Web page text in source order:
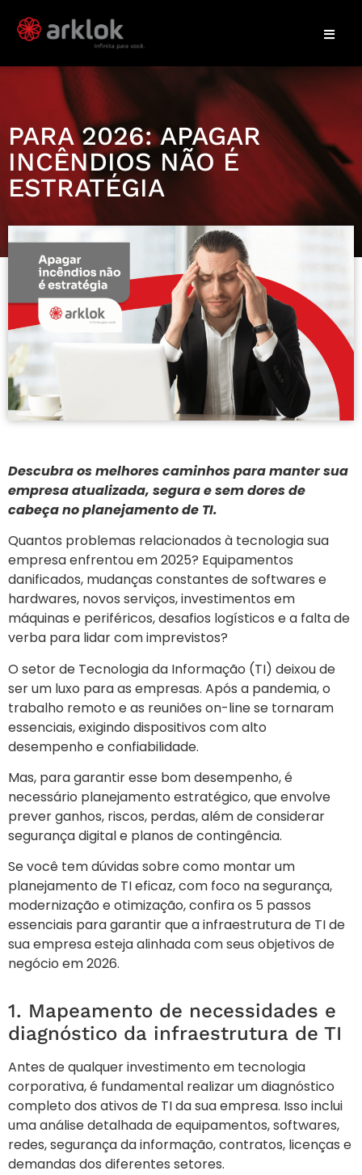
PARA 2026: APAGAR
INCÊNDIOS NÃO É
ESTRATÉGIA
Descubra os melhores caminhos para manter sua
empresa atualizada, segura e sem dores de
cabeça no planejamento de TI.
Quantos problemas relacionados à tecnologia sua
empresa enfrentou em 2025? Equipamentos
danificados, mudanças constantes de softwares e
hardwares, novos serviços, investimentos em
máquinas e periféricos, desafios logísticos e a falta de
verba para lidar com imprevistos?
O setor de Tecnologia da Informação (TI) deixou de
ser um luxo para as empresas. Após a pandemia, o
trabalho remoto e as reuniões on-line se tornaram
essenciais, exigindo dispositivos com alto
desempenho e confiabilidade.
Mas, para garantir esse bom desempenho, é
necessário planejamento estratégico, que envolve
prever ganhos, riscos, perdas, além de considerar
segurança digital e planos de contingência.
Se você tem dúvidas sobre como montar um
planejamento de TI eficaz, com foco na segurança,
modernização e otimização, confira os 5 passos
essenciais para garantir que a infraestrutura de TI de
sua empresa esteja alinhada com seus objetivos de
negócio em 2026.
1. Mapeamento de necessidades e
diagnóstico da infraestrutura de TI
Antes de qualquer investimento em tecnologia
corporativa, é fundamental realizar um diagnóstico
completo dos ativos de TI da sua empresa. Isso inclui
uma análise detalhada de equipamentos, softwares,
redes, segurança da informação, contratos, licenças e
demandas dos diferentes setores.